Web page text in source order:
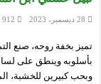
28 ديسمبر، 2023 912
تميز بخفة روحه، صنع
بأسلوبه وينطق على
وبحب كبيرين للخشبة،